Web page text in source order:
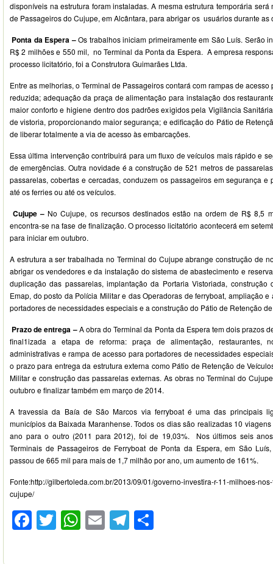
disponíveis na estrutura foram instaladas. A mesma estrutura temporária será
de Passageiros do Cujupe, em Alcântara, para abrigar os usuários durante as
Ponta da Espera –Os trabalhos iniciam primeiramente em São Luís. Serão
R$ 2 milhões e 550 mil, no Terminal da Ponta da Espera. A empresa
processo licitatório, foi a Construtora Guimarães Ltda.
Entre as melhorias, o Terminal de Passageiros contará com rampas de
reduzida; adequação da praça de alimentação para instalação dos
maior conforto e higiene dentro dos padrões exigidos pela Vigilância
de vistoria, proporcionando maior segurança; e edificação do Pátio de
de liberar totalmente a via de acesso às embarcações.
Essa última intervenção contribuirá para um fluxo de veículos mais rápido e
de emergências. Outra novidade é a construção de 521 metros de
passarelas, cobertas e cercadas, conduzem os passageiros em segurança
até os ferries ou até os veículos.
Cujupe – No Cujupe, os recursos destinados estão na ordem de R$ 8,5
encontra-se na fase de finalização. O processo licitatório acontecerá em
para iniciar em outubro.
A estrutura a ser trabalhada no Terminal do Cujupe abrange construção de
abrigar os vendedores e da instalação do sistema de abastecimento e
duplicação das passarelas, implantação da Portaria Vistoriada, construção
Emap, do posto da Polícia Militar e das Operadoras de ferryboat, ampliação
portadores de necessidades especiais e a construção do Pátio de Retenção
Prazo de entrega –A obra do Terminal da Ponta da Espera tem dois prazos
final1izada a etapa de reforma: praça de alimentação, restaurantes,
administrativas e rampa de acesso para portadores de necessidades
o prazo para entrega da estrutura externa como Pátio de Retenção de
Militar e construção das passarelas externas. As obras no Terminal do
outubro e finalizar também em março de 2014.
A travessia da Baía de São Marcos via ferryboat é uma das principais
municípios da Baixada Maranhense. Todos os dias são realizadas 10
ano para o outro (2011 para 2012), foi de 19,03%. Nos últimos seis
Terminais de Passageiros de Ferryboat de Ponta da Espera, em São
passou de 665 mil para mais de 1,7 milhão por ano, um aumento de 161%.
Fonte:http://gilbertoleda.com.br/2013/09/01/governo-investira-r-11-milhoes-
cujupe/
Facebook
Twitter
WhatsApp
EmailTelegram